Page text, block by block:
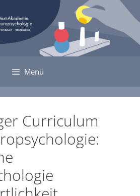
Menü
Curriculum